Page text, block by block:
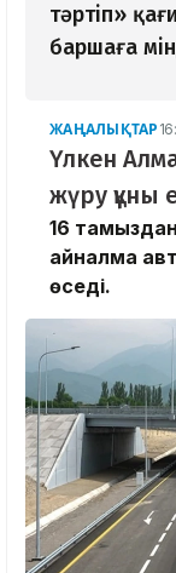
тәртіп»
баршаға
ЖАҢАЛЫҚТАР
Үлкен
жүру құны
16
айналма
өседі.